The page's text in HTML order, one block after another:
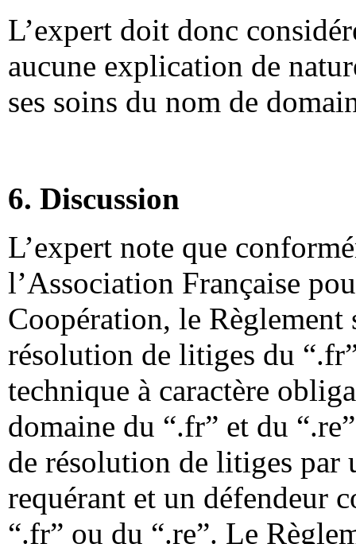
L’expert doit donc
aucune explication de
ses soins du nom de
6. Discussion
L’expert note que
l’Association Française
Coopération, le Règlement
résolution de litiges du
technique à caractère
domaine du “.fr” et du
de résolution de litiges par
requérant et un défendeur
“.fr” ou du “.re”. Le